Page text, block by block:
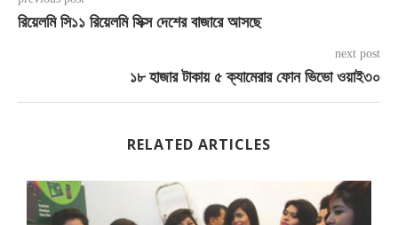
রিয়েলমি সি১১ রিয়েলমি সিক্স দেশের বাজারে আসছে
next post
১৮ হাজার টাকায় ৫ ক্যামেরার ফোন ভিভো ওয়াই৩০
RELATED ARTICLES